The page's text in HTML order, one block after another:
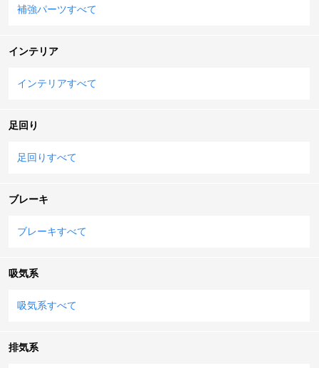
補強パーツすべて
インテリア
インテリアすべて
足回り
足回りすべて
ブレーキ
ブレーキすべて
吸気系
吸気系すべて
排気系